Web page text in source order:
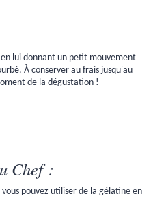
lui donnant un petit mouvement
À conserver au frais jusqu'au
de la dégustation !
Chef :
vous pouvez utiliser de la gélatine en